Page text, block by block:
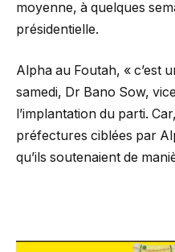
moyenne, à quelques
présidentielle.
Alpha au Foutah, « c’est
samedi, Dr Bano Sow,
l’implantation du parti.
préfectures ciblées par
qu’ils soutenaient de